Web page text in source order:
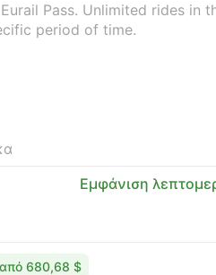
Pass. Unlimited rides in
period of time.
Εμφάνιση
680,68 $